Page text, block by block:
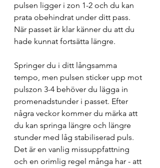
pulsen ligger i zon 1-2 och du kan
prata obehindrat under ditt pass.
När passet är klar känner du att du
hade kunnat fortsätta längre.
Springer du i ditt långsamma
tempo, men pulsen sticker upp mot
pulszon 3-4 behöver du lägga in
promenadstunder i passet. Efter
några veckor kommer du märka att
du kan springa längre och längre
stunder med låg stabiliserad puls.
Det är en vanlig missuppfattning
och en orimlig regel många har - att